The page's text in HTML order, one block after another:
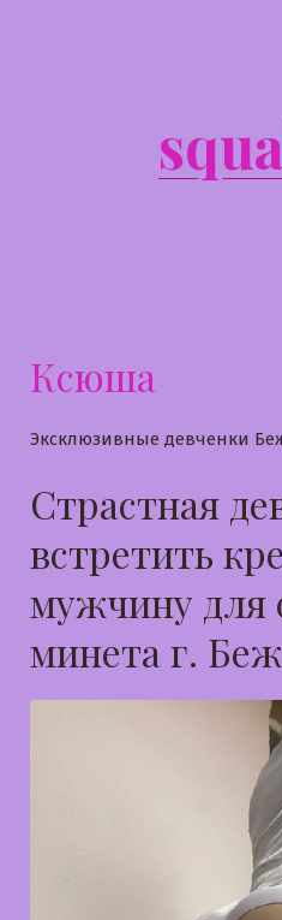
Ксюша
Эксклюзивные девченки
Страстная
встретить
мужчину для
минета г.